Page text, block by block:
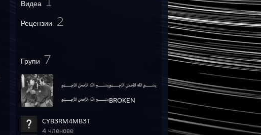
Видеа
Рецензии 2
Групи 7
﷽﷽
﷽BROKEN
﷽
CYB3RM4MB3T
4 членове